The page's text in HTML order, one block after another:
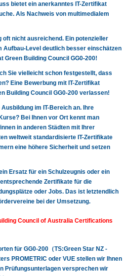
bietet ein anerkanntes IT-Zertifikat
Als Nachweis von multimedialem
nicht ausreichend. Ein potenzieller
Aufbau-Level deutlich besser einschätzen
Green Building Council GG0-200!
Sie vielleicht schon festgestellt, dass
Eine Bewerbung mit IT-Zertifikat
Building Council GG0-200 verlassen!
im IT-Bereich an. Ihre
Bei Ihnen vor Ort kennt man
in anderen Städten mit Ihrer
weltweit standardisierte IT-Zertifikate
eine höhere Sicherheit und setzen
Ersatz für ein Schulzeugnis oder ein
Zertifikate für die
oder Jobs. Das ist letztendlich
bei der Umsetzung.
Council of Australia Certifications
für GG0-200（TS:Green Star NZ -
PROMETRIC oder VUE stellen wir Ihnen
Prüfungsunterlagen versprechen wir